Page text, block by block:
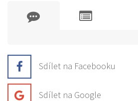
Sdílet na Facebooku
Sdílet na Google